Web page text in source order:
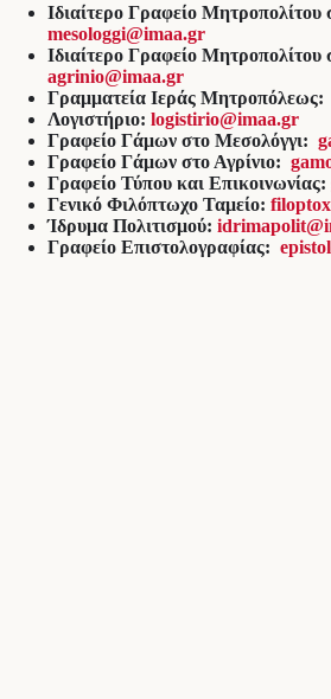
Ιδιαίτερο Γραφείο Μητροπολίτου
mesologgi@imaa.gr
Ιδιαίτερο Γραφείο Μητροπολίτου
agrinio@imaa.gr
Γραμματεία Ιεράς Μητροπόλεως:
Λογιστήριο: logistirio@imaa.gr
Γραφείο Γάμων στο Μεσολόγγι:
Γραφείο Γάμων στο Αγρίνιο:
Γραφείο Τύπου και Επικοινωνίας:
Γενικό Φιλόπτωχο Ταμείο:
Ίδρυμα Πολιτισμού:
Γραφείο Επιστολογραφίας: